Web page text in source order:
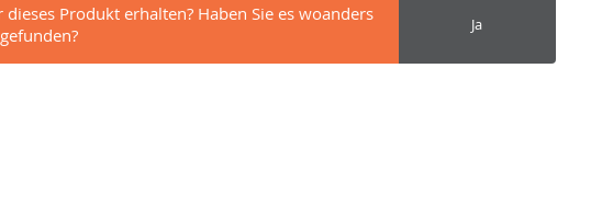
Produkt erhalten? Haben Sie es woanders
Ja